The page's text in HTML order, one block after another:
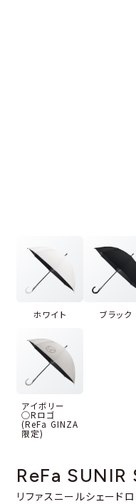
ReFa SUNIR
リファスニールシェード
ホワイト ブラック
アイボリー
◯Rロゴ
(ReFa GINZA
限定)